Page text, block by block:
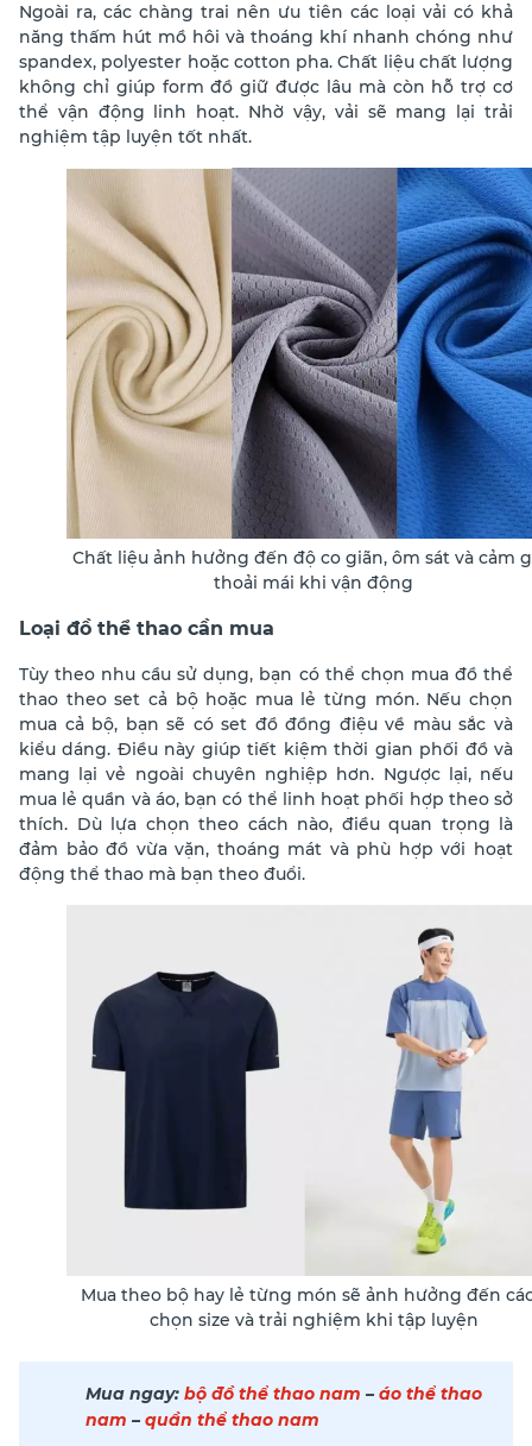
Ngoài ra, các chàng trai nên ưu tiên các loại vải có khả
năng thấm hút mồ hôi và thoáng khí nhanh chóng như
spandex, polyester hoặc cotton pha. Chất liệu chất lượng
không chỉ giúp form đồ giữ được lâu mà còn hỗ trợ cơ
thể vận động linh hoạt. Nhờ vậy, vải sẽ mang lại trải
nghiệm tập luyện tốt nhất.
Chất liệu ảnh hưởng đến độ co giãn, ôm sát và cảm
thoải mái khi vận động
Loại đồ thể thao cần mua
Tùy theo nhu cầu sử dụng, bạn có thể chọn mua đồ thể
thao theo set cả bộ hoặc mua lẻ từng món. Nếu chọn
mua cả bộ, bạn sẽ có set đồ đồng điệu về màu sắc và
kiểu dáng. Điều này giúp tiết kiệm thời gian phối đồ và
mang lại vẻ ngoài chuyên nghiệp hơn. Ngược lại, nếu
mua lẻ quần và áo, bạn có thể linh hoạt phối hợp theo sở
thích. Dù lựa chọn theo cách nào, điều quan trọng là
đảm bảo đồ vừa vặn, thoáng mát và phù hợp với hoạt
động thể thao mà bạn theo đuổi.
Mua theo bộ hay lẻ từng món sẽ ảnh hưởng đến
chọn size và trải nghiệm khi tập luyện
Mua ngay: bộ đồ thể thao nam – áo thể thao
nam – quần thể thao nam